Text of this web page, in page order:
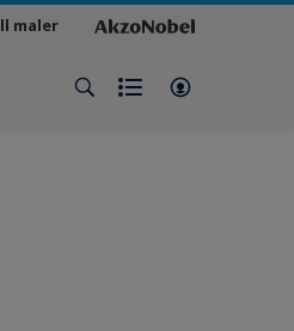
maler